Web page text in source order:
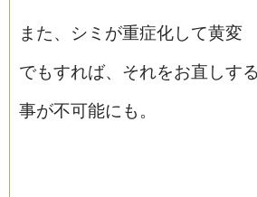
また、シミが重症化して黄変
でもすれば、それをお直しする
事が不可能にも。